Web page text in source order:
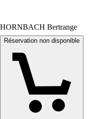
HORNBACH Bertrange
Réservation non disponible